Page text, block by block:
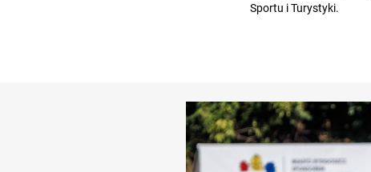
Sportu i Turystyki.